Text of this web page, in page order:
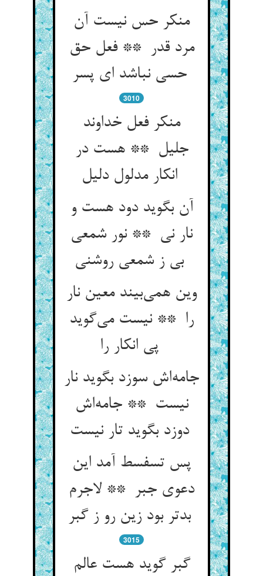
منکر حس نیست آن
مرد قدر ** فعل حق
حسی نباشد ای پسر
3010
منکر فعل خداوند
جلیل ** هست در
انکار مدلول دلیل
آن بگوید دود هست و
نار نی ** نور شمعی
بی ز شمعی روشنی
وین همی‌بیند معین نار
را ** نیست می‌گوید
جامه‌اش سوزد بگوید نار
نیست ** جامه‌اش
دوزد بگوید تار نیست
پس تسفسط آمد این
دعوی جبر ** لاجرم
بدتر بود زین رو ز گبر
3015
گبر گوید هست عالم